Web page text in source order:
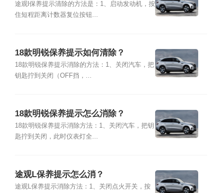
途观l保养提示清除的方法是：1、启动发动机，按
住短程距离计数器复位按钮...
18款明锐保养提示如何清除？
18款明锐保养提示消除的方法：1、关闭汽车，把
钥匙拧到关闭（OFF挡，...
18款明锐保养提示怎么消除？
18款明锐保养提示消除方法：1、关闭汽车，把钥
匙拧到关闭，此时仪表灯全...
途观L保养提示怎么消？
途观L保养提示消除方法：1、关闭点火开关，按